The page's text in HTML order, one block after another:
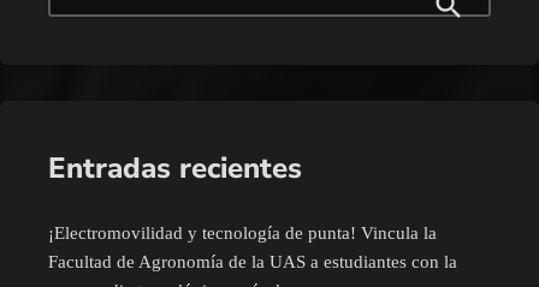
Entradas recientes
¡Electromovilidad y tecnología de punta! Vincula la
Facultad de Agronomía de la UAS a estudiantes con la